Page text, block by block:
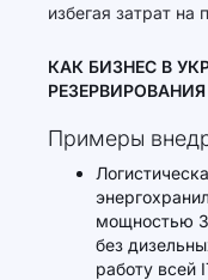
избегая затрат
КАК БИЗНЕС В
РЕЗЕРВИРОВАНИЯ
Примеры
мощностью
без
работу всей